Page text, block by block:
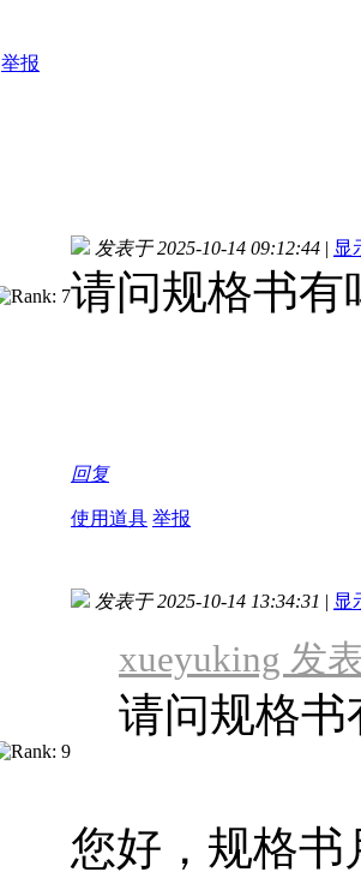
举报
发表于 2025-10-14 09:12:44 | 显
请问规格书有
回复
使用道具 举报
发表于 2025-10-14 13:34:31 | 显
xueyuking 发
请问规格书
您好，规格书